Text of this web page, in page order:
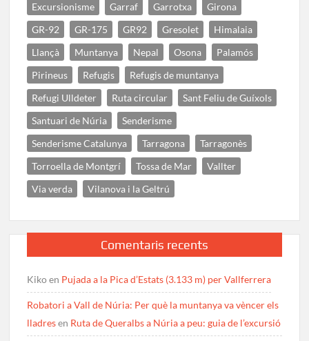
Excursionisme
Garraf Garrotxa
Girona
GR-92
GR-175 GR92 Gresolet
Himalaia
Llançà
Muntanya Nepal Osona
Palamós
Pirineus
Refugis
Refugis de muntanya
Refugi Ulldeter
Ruta circular
Sant Feliu de Guíxols
Santuari de Núria
Senderisme
Senderisme Catalunya
Tarragona
Tarragonès
Torroella de Montgrí
Tossa de Mar
Vallter
Via verda
Vilanova i la Geltrú
Comentaris recents
Kikoen Pujada a la Pica d’Estats (3.133 m) per Vallferrera
Robatori a Vall de Núria: Per què la muntanya va vèncer els
lladresen Ruta de Queralbs a Núria a peu: guia de l’excursió